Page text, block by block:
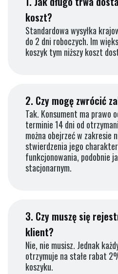
koszt?
Standardowa wysyłka
do 2 dni roboczych. Im
koszyk tym niższy koszt
2. Czy mogę zwrócić
Tak. Konsument ma prawo
terminie 14 dni od
można obejrzeć w zakresie
stwierdzenia jego
funkcjonowania, podobnie
stacjonarnym.
3. Czy muszę się
klient?
Nie, nie musisz. Jednak
otrzymuje na stałe rabat
koszyku.